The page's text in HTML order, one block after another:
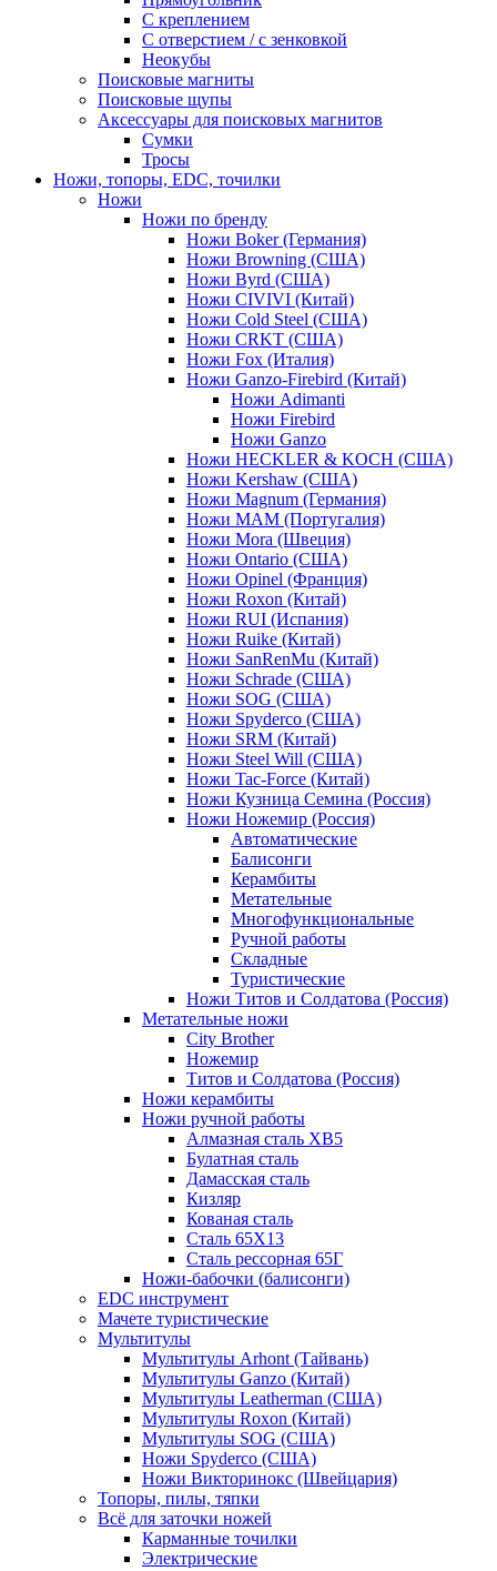
С креплением
С отверстием / с зенковкой
Неокубы
Поисковые магниты
Поисковые щупы
Аксессуары для поисковых магнитов
Сумки
Тросы
Ножи, топоры, EDC, точилки
Ножи
Ножи по бренду
Ножи Boker (Германия)
Ножи Browning (США)
Ножи Byrd (США)
Ножи CIVIVI (Китай)
Ножи Cold Steel (США)
Ножи CRKT (США)
Ножи Fox (Италия)
Ножи Ganzo-Firebird (Китай)
Ножи Adimanti
Ножи Firebird
Ножи Ganzo
Ножи HECKLER & KOCH (США)
Ножи Kershaw (США)
Ножи Magnum (Германия)
Ножи MAM (Португалия)
Ножи Mora (Швеция)
Ножи Ontario (США)
Ножи Opinel (Франция)
Ножи Roxon (Китай)
Ножи RUI (Испания)
Ножи Ruike (Китай)
Ножи SanRenMu (Китай)
Ножи Schrade (США)
Ножи SOG (США)
Ножи Spyderco (США)
Ножи SRM (Китай)
Ножи Steel Will (США)
Ножи Tac-Force (Китай)
Ножи Кузница Семина (Россия)
Ножи Ножемир (Россия)
Автоматические
Балисонги
Керамбиты
Метательные
Многофункциональные
Ручной работы
Складные
Туристические
Ножи Титов и Солдатова (Россия)
Метательные ножи
City Brother
Ножемир
Титов и Солдатова (Россия)
Ножи керамбиты
Ножи ручной работы
Алмазная сталь ХВ5
Булатная сталь
Дамасская сталь
Кизляр
Кованая сталь
Сталь 65Х13
Сталь рессорная 65Г
Ножи-бабочки (балисонги)
EDC инструмент
Мачете туристические
Мультитулы
Мультитулы Arhont (Тайвань)
Мультитулы Ganzo (Китай)
Мультитулы Leatherman (США)
Мультитулы Roxon (Китай)
Мультитулы SOG (США)
Ножи Spyderco (США)
Ножи Викторинокс (Швейцария)
Топоры, пилы, тяпки
Всё для заточки ножей
Карманные точилки
Электрические